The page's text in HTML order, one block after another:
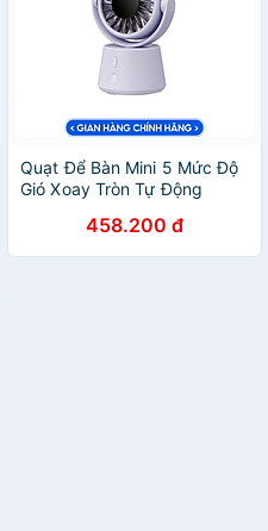
Quạt Để Bàn Mini 5 Mức Độ
Gió Xoay Tròn Tự Động
ENF336 2 Màu - Hàng Chính
Hãng - JoyMall
458.200 đ